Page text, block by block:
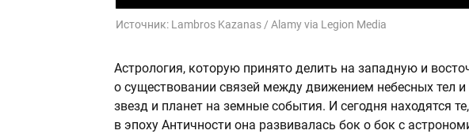
Источник: Lambros Kazanas / Alamy via Legion Media
Астрология, которую принято делить на западную и
о существовании связей между движением небесных тел
звезд и планет на земные события. И сегодня находятся
в эпоху Античности она развивалась бок о бок с